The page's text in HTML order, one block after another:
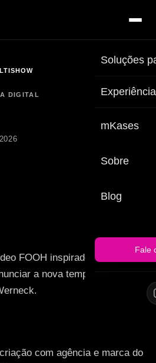
Soluções
mKases
Sobre
Blog
Fale
DIGITAL
FOOH inspirado no sinal do
a nova temporada do
com agência e marca do